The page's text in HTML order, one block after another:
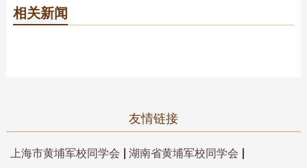
相关新闻
友情链接
上海市黄埔军校同学会
湖南省黄埔军校同学会